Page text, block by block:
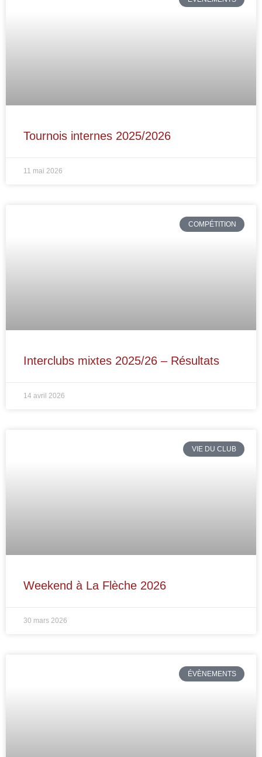
Tournois internes 2025/2026
11 mai 2026
COMPÉTITION
Interclubs mixtes 2025/26 – Résultats
14 avril 2026
VIE DU CLUB
Weekend à La Flèche 2026
30 mars 2026
ÉVÈNEMENTS